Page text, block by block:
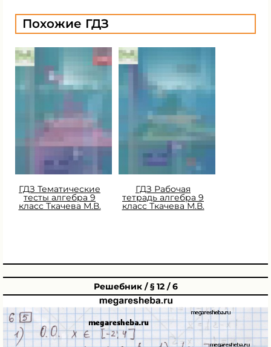
Похожие ГДЗ
ГДЗ Тематические
тесты алгебра 9
класс Ткачева М.В.
ГДЗ Рабочая
тетрадь алгебра 9
класс Ткачева М.В.
Решебник / § 12 / 6